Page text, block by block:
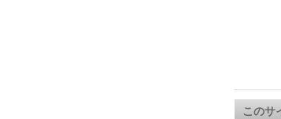
このサ